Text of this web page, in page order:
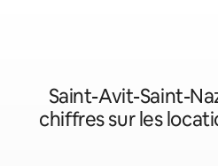
Saint-Avit-Saint-
chiffres sur les